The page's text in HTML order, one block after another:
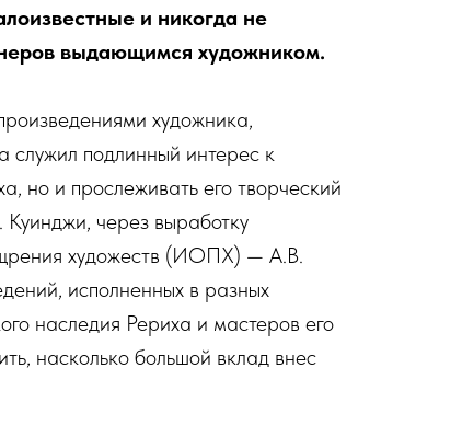
и никогда не
выдающимся художником.
художника,
служил подлинный интерес к
но и прослеживать его творческий
через выработку
художеств (ИОПХ) — А.В.
исполненных в разных
наследия Рериха и мастеров его
насколько большой вклад внес